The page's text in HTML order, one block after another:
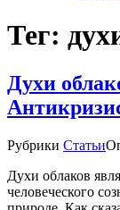
Тег:
Духи
Рубрики Статьи
Духи облаков
человеческого